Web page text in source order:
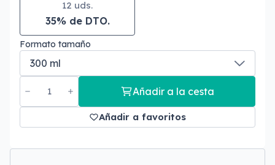
12 uds.
35% de DTO.
Formato tamaño
Añadir a la cesta
Añadir a favoritos